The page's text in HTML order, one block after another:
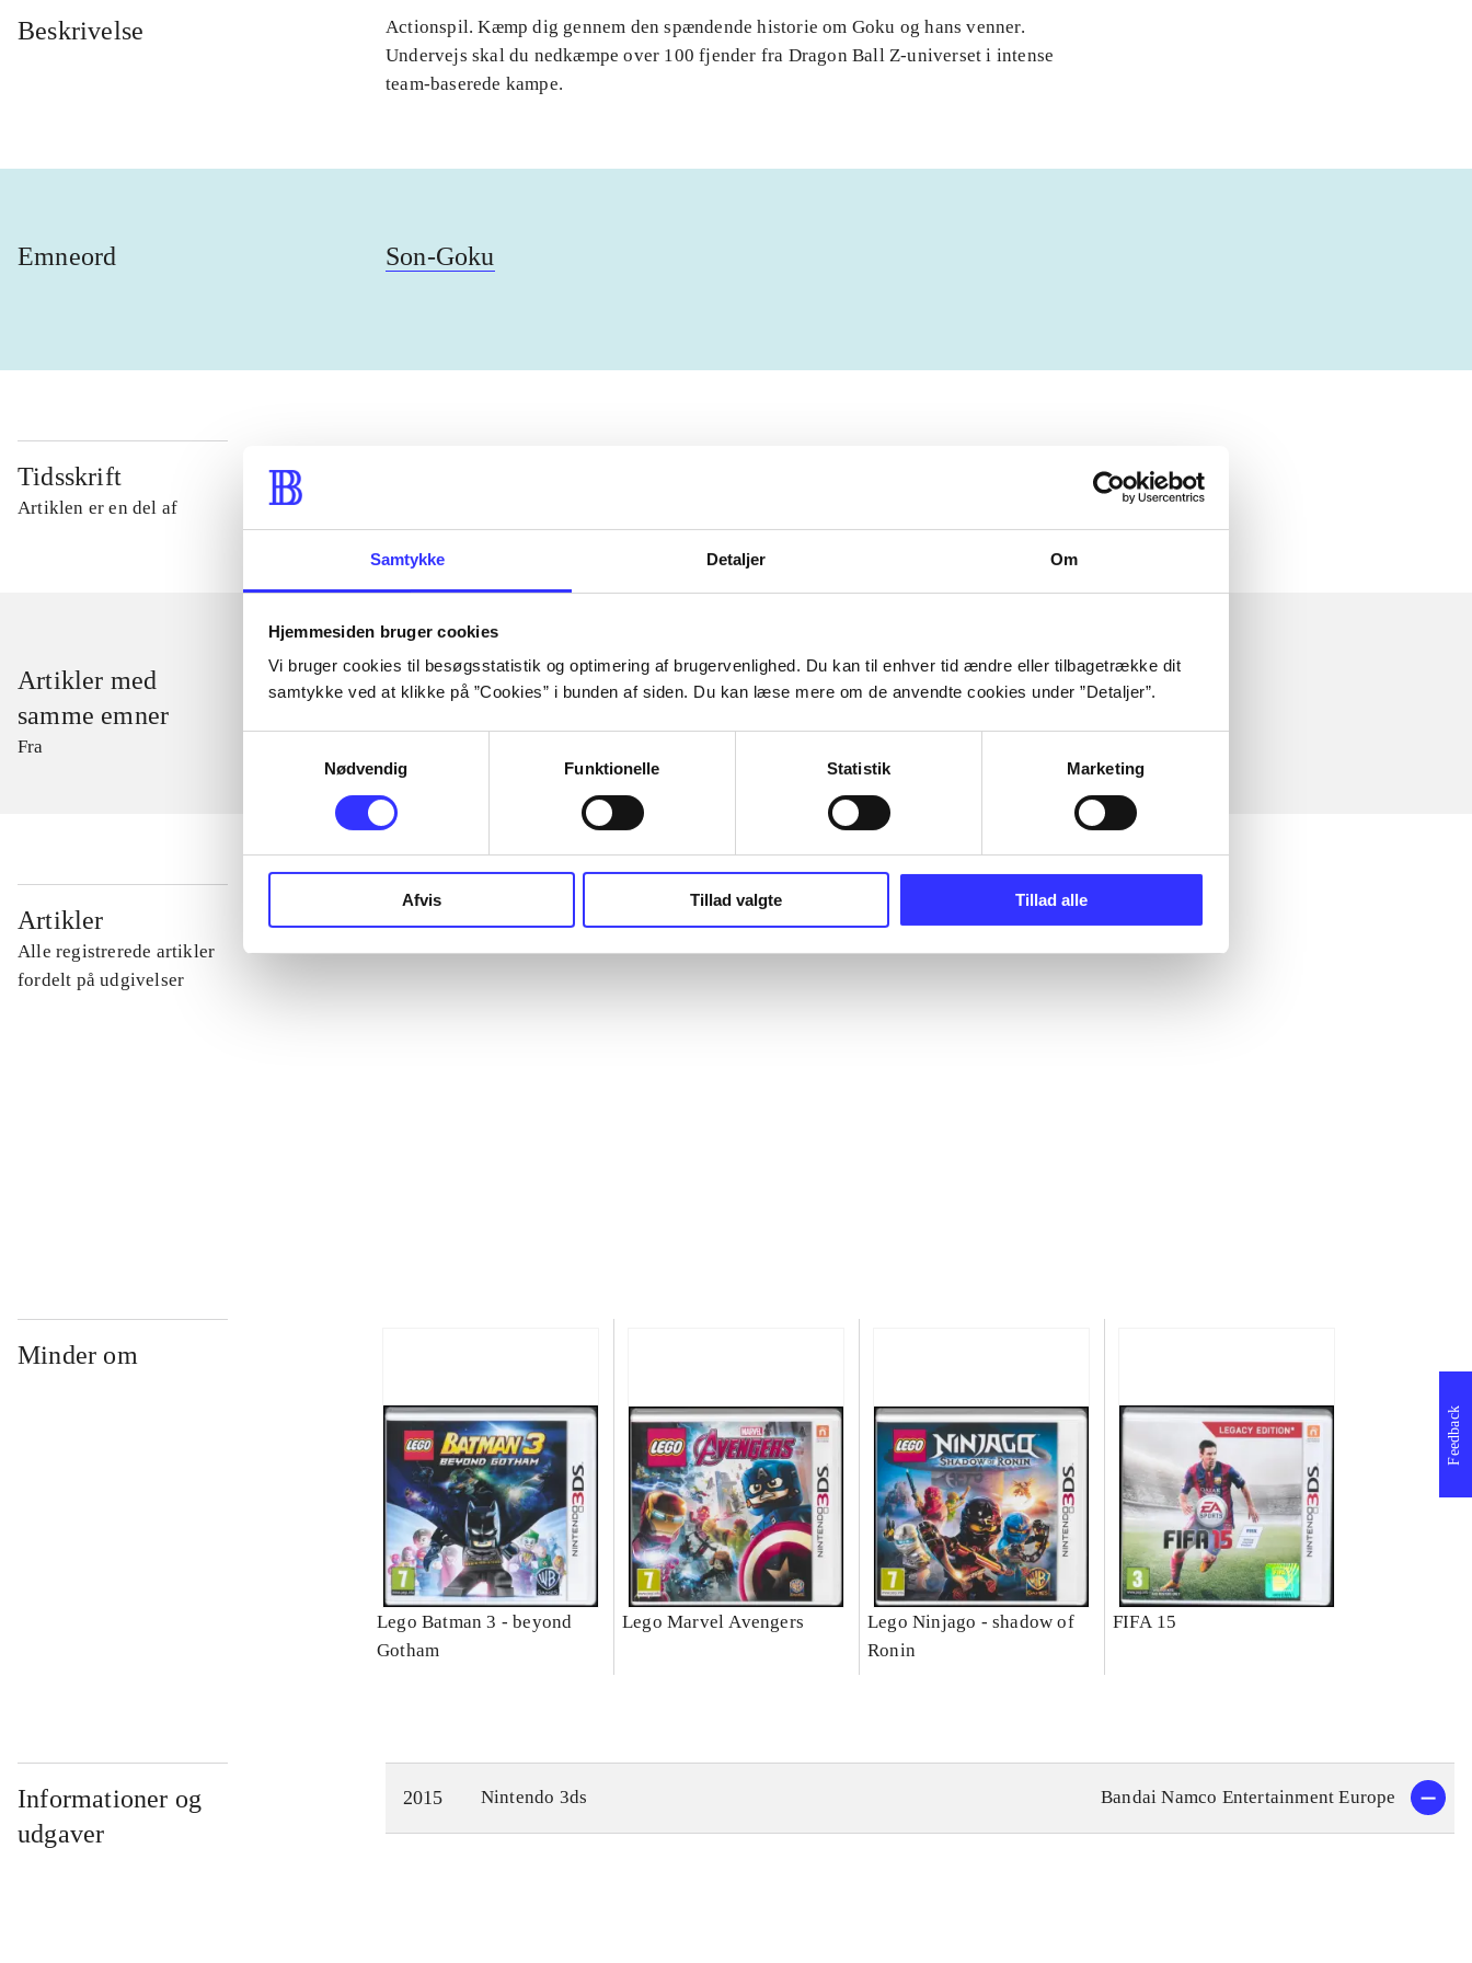
Samtykke Detaljer Om
Hjemmesiden bruger cookies
Vi bruger cookies til besøgsstatistik og optimering af brugervenlighed. Du kan til enhver tid ændre eller tilbagetrække dit
samtykke ved at klikke på ”Cookies” i bunden af siden. Du kan læse mere om de anvendte cookies under ”Detaljer”.
Nødvendig
Funktionelle Statistik Marketing
Afvis Tillad valgte Tillad alle
Beskrivelse
Actionspil. Kæmp dig gennem den spændende historie om Goku og hans venner.
Undervejs skal du nedkæmpe over 100 fjender fra Dragon Ball Z-universet i intense
team-baserede kampe.
Emneord Son-Goku
Tidsskrift
Artiklen er en del af
Artikler med
samme emner
Fra
Artikler
Alle registrerede artikler
fordelt på udgivelser
Minder om
Lego Batman 3 - beyond
Gotham
Lego Marvel Avengers
Lego Ninjago - shadow of
Ronin
FIFA 15
Informationer og
udgaver
2015 Nintendo 3ds Bandai Namco Entertainment Europe
Feedback